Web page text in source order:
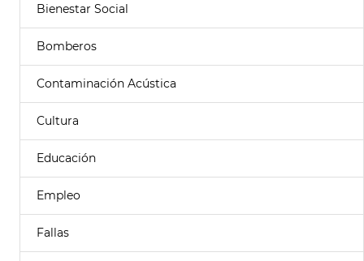
Bienestar Social
Bomberos
Contaminación Acústica
Cultura
Educación
Empleo
Fallas